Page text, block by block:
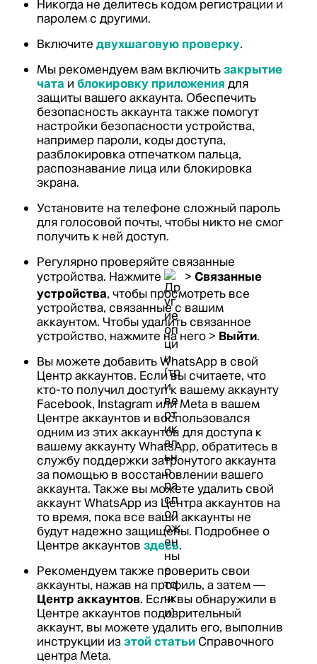
Никогда не делитесь кодом регистрации и
паролем с другими.
Включите двухшаговую проверку.
Мы рекомендуем вам включитьзакрытие
чата и блокировку приложения для
защиты вашего аккаунта. Обеспечить
безопасность аккаунта также помогут
настройки безопасности устройства,
например пароли, коды доступа,
разблокировка отпечатком пальца,
распознавание лица или блокировка
экрана.
Установите на телефоне сложный пароль
для голосовой почты, чтобы никто не смог
получить к ней доступ.
Регулярно проверяйте связанные
устройства. Нажмите
> Связанные
устройства, чтобы просмотреть все
устройства, связанные с вашим
аккаунтом. Чтобы удалить связанное
устройство, нажмите на него > Выйти.
Вы можете добавить WhatsApp в свой
Центр аккаунтов. Если вы считаете, что
кто-то получил доступ к вашему аккаунту
Facebook, Instagram или Meta в вашем
Центре аккаунтов и воспользовался
одним из этих аккаунтов для доступа к
вашему аккаунту WhatsApp, обратитесь в
службу поддержки затронутого аккаунта
за помощью в восстановлении вашего
аккаунта. Также вы можете удалить свой
аккаунт WhatsApp из Центра аккаунтов на
то время, пока все ваши аккаунты не
будут надежно защищены. Подробнее о
Центре аккаунтов здесь.
Рекомендуем также проверить свои
аккаунты, нажав на профиль, а затем —
Центр аккаунтов. Если вы обнаружили в
Центре аккаунтов подозрительный
аккаунт, вы можете удалить его, выполнив
инструкции изэтой статьи Справочного
центра Meta.